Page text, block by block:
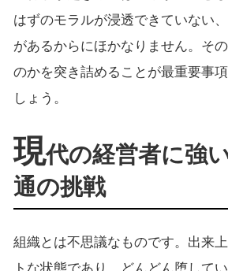
はずのモラルが浸透できていない
があるからにほかなりません。そ
のかを突き詰めることが最重要事
しょう。
現代の経営者に強
通の挑戦
組織とは不思議なものです。出来